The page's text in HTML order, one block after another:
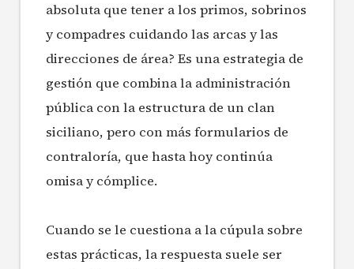
absoluta que tener a los primos, sobrinos
y compadres cuidando las arcas y las
direcciones de área? Es una estrategia de
gestión que combina la administración
pública con la estructura de un clan
siciliano, pero con más formularios de
contraloría, que hasta hoy continúa
omisa y cómplice.
Cuando se le cuestiona a la cúpula sobre
estas prácticas, la respuesta suele ser